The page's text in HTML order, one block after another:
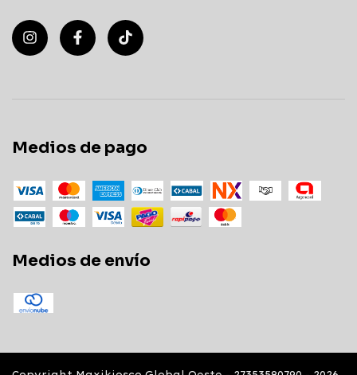
Medios de pago
Medios de envío